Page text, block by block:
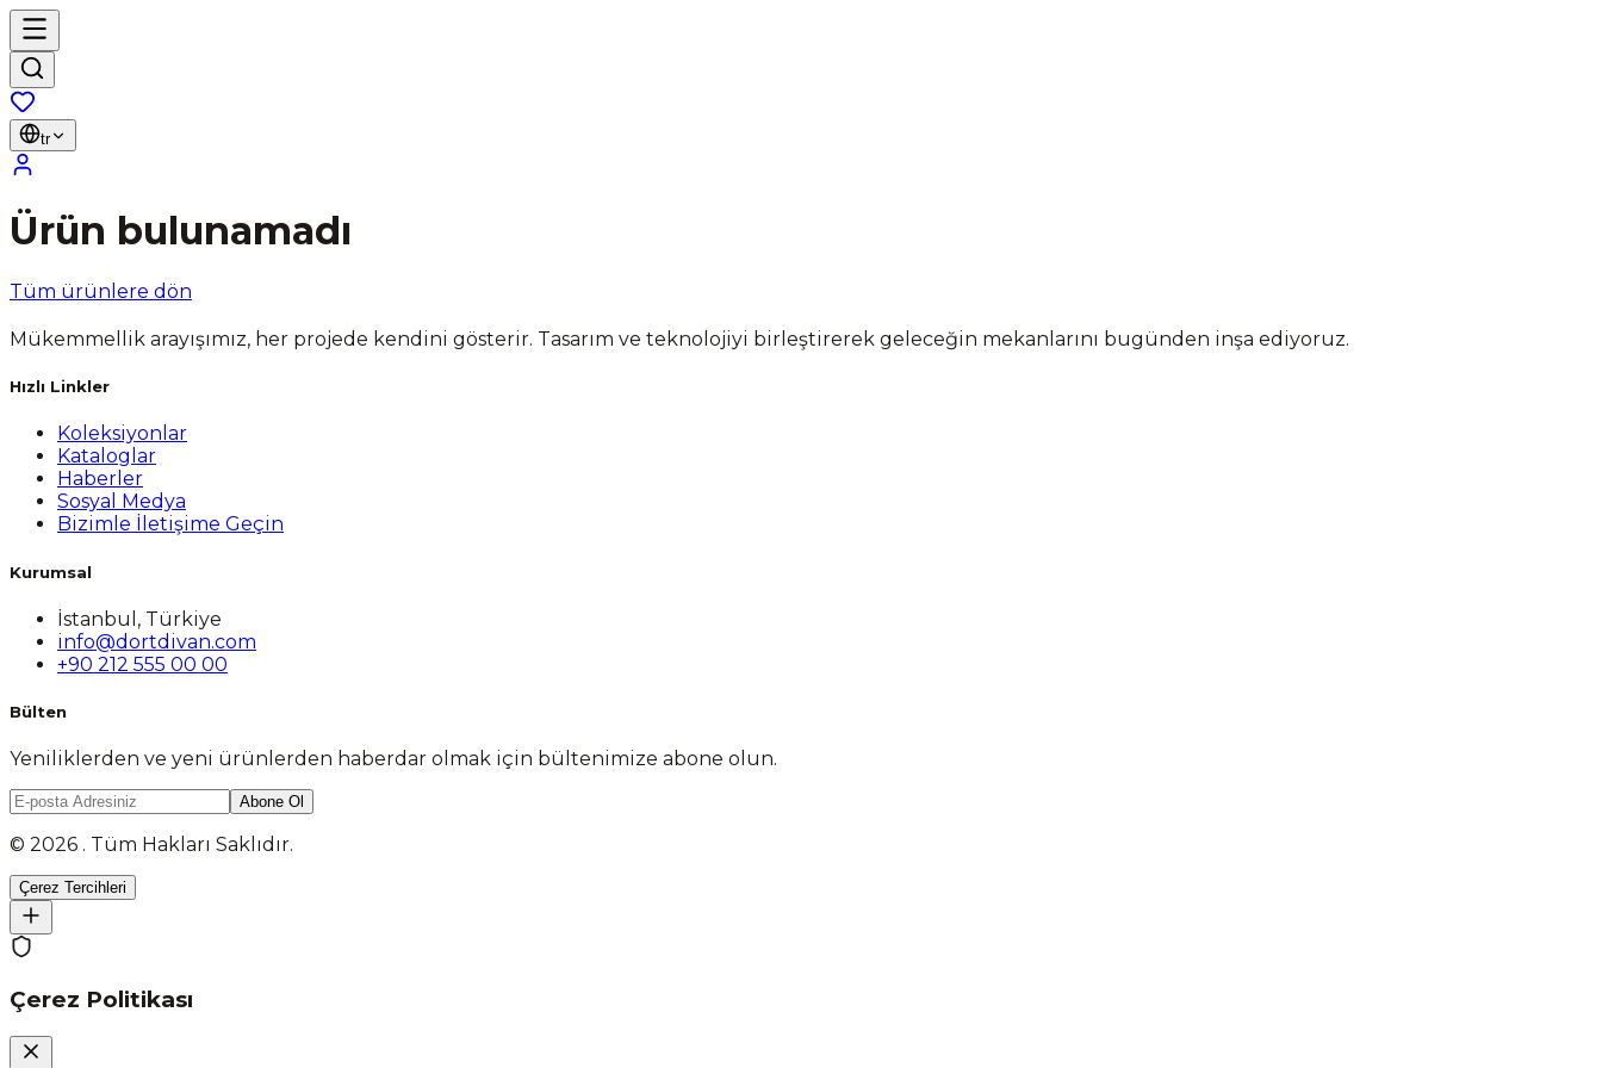
tr
Ürün bulunamadı
Tüm ürünlere dön
Mükemmellik arayışımız, her projede kendini gösterir. Tasarım ve teknolojiyi birleştirerek geleceğin mekanlarını bugünden inşa ediyoruz.
Hızlı Linkler
Koleksiyonlar
Kataloglar
Haberler
Sosyal Medya
Bizimle İletişime Geçin
Kurumsal
İstanbul, Türkiye
info@dortdivan.com
+90 212 555 00 00
Bülten
Yeniliklerden ve yeni ürünlerden haberdar olmak için bültenimize abone olun.
Abone Ol
© 2026 . Tüm Hakları Saklıdır.
Çerez Tercihleri
Çerez Politikası